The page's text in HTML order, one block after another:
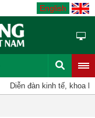
English
Diễn đàn kinh tế, khoa